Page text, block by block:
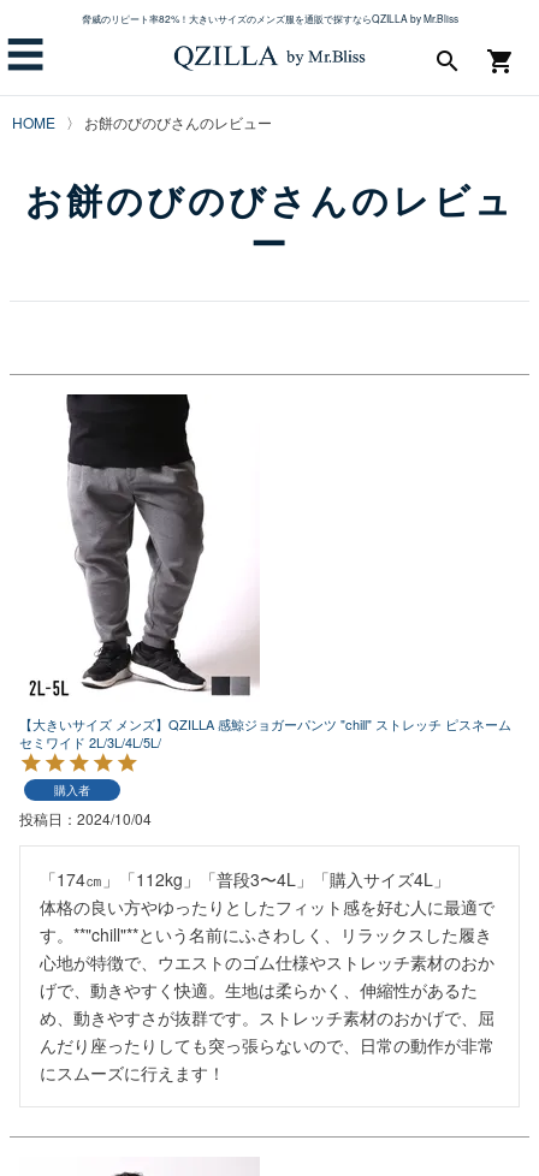
脅威のリピート率82%！大きいサイズのメンズ服を通販で探すならQZILLA by Mr.Bliss
☰ shopping_cart
search
HOME お餅のびのびさんのレビュー
お餅のびのびさんのレビュ
ー
【大きいサイズ メンズ】QZILLA 感鯨ジョガーパンツ "chill" ストレッチ ピスネーム
セミワイド 2L/3L/4L/5L/
購入者
投稿日 2024/10/04
「174㎝」「112kg」「普段3〜4L」「購入サイズ4L」
体格の良い方やゆったりとしたフィット感を好む人に最適で
す。**"chill"**という名前にふさわしく、リラックスした履き
心地が特徴で、ウエストのゴム仕様やストレッチ素材のおか
げで、動きやすく快適。生地は柔らかく、伸縮性があるた
め、動きやすさが抜群です。ストレッチ素材のおかげで、屈
んだり座ったりしても突っ張らないので、日常の動作が非常
にスムーズに行えます！